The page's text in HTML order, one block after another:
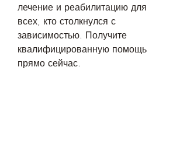
лечение и реабилитацию для
всех, кто столкнулся с
зависимостью. Получите
квалифицированную помощь
прямо сейчас.